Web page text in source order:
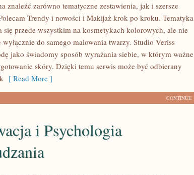
znaleźć zarówno tematyczne zestawienia, jak i szersze
Trendy i nowości i Makijaż krok po kroku. Tematyka
się przede wszystkim na kosmetykach kolorowych, ale nie
wyłącznie do samego malowania twarzy. Studio Veriss
jako świadomy sposób wyrażania siebie, w którym ważne
skóry. Dzięki temu serwis może być odbierany
[ Read More ]
CONTINUE
i Psychologia